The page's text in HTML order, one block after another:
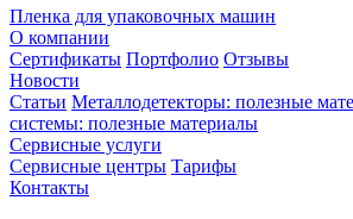
Пленка для упаковочных машин
О компании
Сертификаты Портфолио Отзывы
Новости
Статьи Металлодетекторы: полезные
системы: полезные материалы
Сервисные услуги
Сервисные центры Тарифы
Контакты